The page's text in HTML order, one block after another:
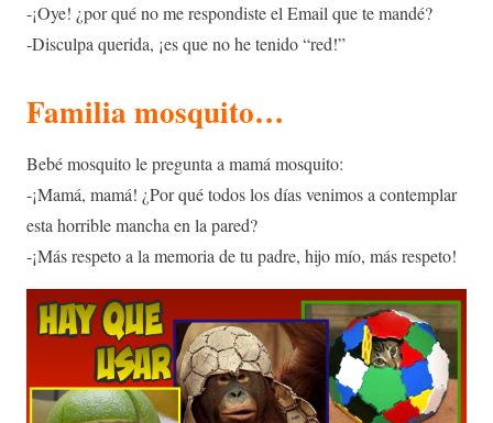
-¡Oye! ¿por qué no me respondiste el Email que te mandé?
-Disculpa querida, ¡es que no he tenido “red!”
Familia mosquito…
Bebé mosquito le pregunta a mamá mosquito:
-¡Mamá, mamá! ¿Por qué todos los días venimos a contemplar
esta horrible mancha en la pared?
-¡Más respeto a la memoria de tu padre, hijo mío, más respeto!